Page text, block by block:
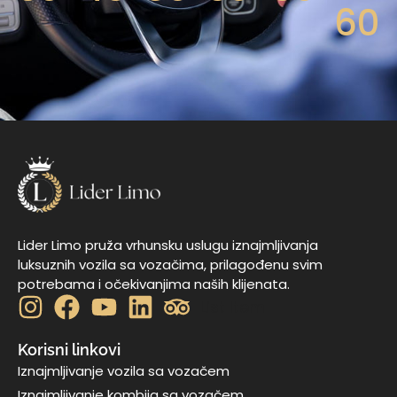
Lider Limo pruža vrhunsku uslugu iznajmljivanja
luksuznih vozila sa vozačima, prilagođenu svim
potrebama i očekivanjima naših klijenata.
Korisni linkovi
Iznajmljivanje vozila sa vozačem